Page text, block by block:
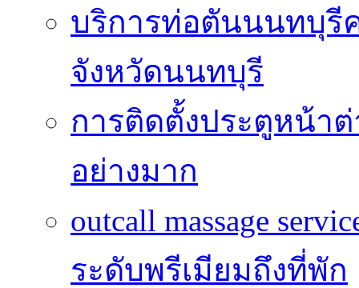
บริการท่อตันนนทบุรี
จังหวัดนนทบุรี
การติดตั้งประตูหน้า
อย่างมาก
outcall massage
ระดับพรีเมียมถึงที่พัก